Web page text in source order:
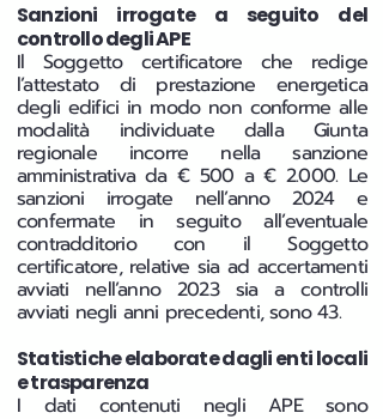
Sanzioni irrogate a seguito del
controllo degli APE
Il Soggetto certificatore che redige
l’attestato di prestazione energetica
degli edifici in modo non conforme alle
modalità individuate dalla Giunta
regionale incorre nella sanzione
amministrativa da € 500 a € 2.000. Le
sanzioni irrogate nell’anno 2024 e
confermate in seguito all’eventuale
contradditorio con il Soggetto
certificatore, relative sia ad accertamenti
avviati nell’anno 2023 sia a controlli
avviati negli anni precedenti, sono 43.
Statistiche elaborate dagli enti locali
e trasparenza
I dati contenuti negli APE sono